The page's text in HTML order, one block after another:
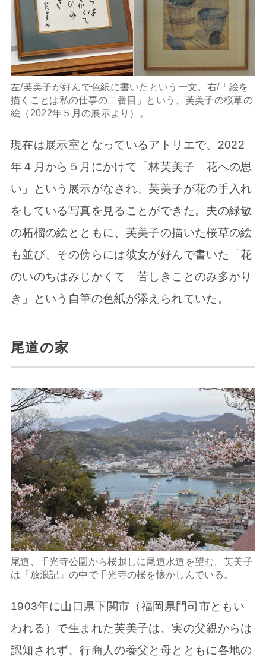
左/芙美子が好んで色紙に書いたという一文。右/「絵を
描くことは私の仕事の二番目」という、芙美子の桜草の
絵（2022年５月の展示より）。
現在は展示室となっているアトリエで、2022
年４月から５月にかけて「林芙美子 花への思
い」という展示がなされ、芙美子が花の手入れ
をしている写真を見ることができた。夫の緑敏
の柘榴の絵とともに、芙美子の描いた桜草の絵
も並び、その傍らには彼女が好んで書いた「花
のいのちはみじかくて 苦しきことのみ多かり
き」という自筆の色紙が添えられていた。
尾道の家
尾道、千光寺公園から桜越しに尾道水道を望む。芙美子
は『放浪記』の中で千光寺の桜を懐かしんでいる。
1903年に山口県下関市（福岡県門司市ともい
われる）で生まれた芙美子は、実の父親からは
認知されず、行商人の養父と母とともに各地の